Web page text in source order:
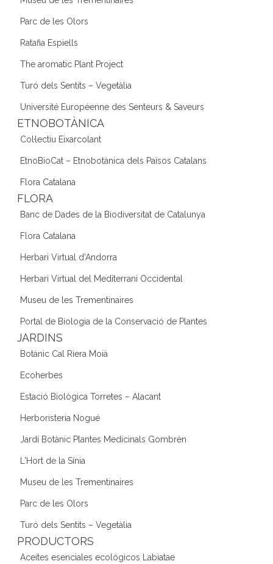
Parc de les Olors
Ratafia Espiells
The aromatic Plant Project
Turó dels Sentits – Vegetàlia
Université Européenne des Senteurs & Saveurs
ETNOBOTÀNICA
Col·lectiu Eixarcolant
EtnoBioCat – Etnobotànica dels Països Catalans
Flora Catalana
FLORA
Banc de Dades de la Biodiversitat de Catalunya
Flora Catalana
Herbari Virtual d'Andorra
Herbari Virtual del Mediterrani Occidental
Museu de les Trementinaires
Portal de Biologia de la Conservació de Plantes
JARDINS
Botànic Cal Riera Moià
Ecoherbes
Estació Biològica Torretes – Alacant
Herboristeria Nogué
Jardí Botànic Plantes Medicinals Gombrèn
L'Hort de la Sínia
Museu de les Trementinaires
Parc de les Olors
Turó dels Sentits – Vegetàlia
PRODUCTORS
Aceites esenciales ecológicos Labiatae